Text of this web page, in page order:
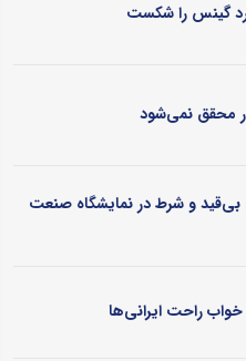
گینس را شکست
محقق نمی‌شود
بی‌قید و شرط در نمایشگاه صنعت